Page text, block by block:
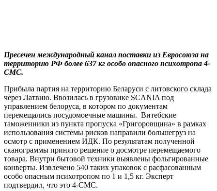
Пресечен международный канал поставки из Евросоюза на
территорию РФ более 637 кг особо опасного психотропа 4-
СМС.
Прибыла партия на территорию Беларуси с литовского склада
через Латвию. Ввозилась в грузовике SCANIA под
управлением белоруса, в котором по документам
перемещались посудомоечные машины. Витебские
таможенники из пункта пропуска «Григоровщина» в рамках
использования системы рисков направили большегруз на
осмотр с применением ИДК. По результатам полученной
сканограммы принято решение о досмотре перемещаемого
товара. Внутри бытовой техники выявлены фольгированные
конверты. Извлечено 540 таких упаковок с расфасованным
особо опасным психотропом по 1 и 1,5 кг. Эксперт
подтвердил, что это 4-СМС.